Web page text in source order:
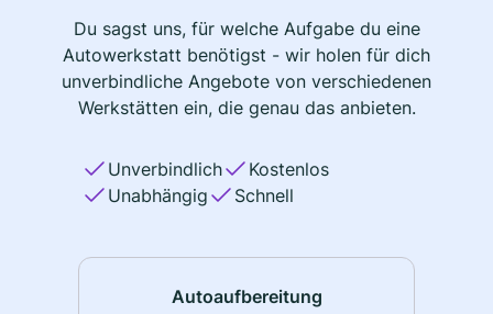
Du sagst uns, für welche Aufgabe du eine
Autowerkstatt benötigst - wir holen für dich
unverbindliche Angebote von verschiedenen
Werkstätten ein, die genau das anbieten.
Unverbindlich
Kostenlos
Unabhängig
Schnell
Autoaufbereitung